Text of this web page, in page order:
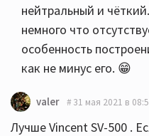
нейтральный и
немного что
особенность
как не минус его. 😁
valer 31 мая 2021 в
Лучше Vincent SV-500 .